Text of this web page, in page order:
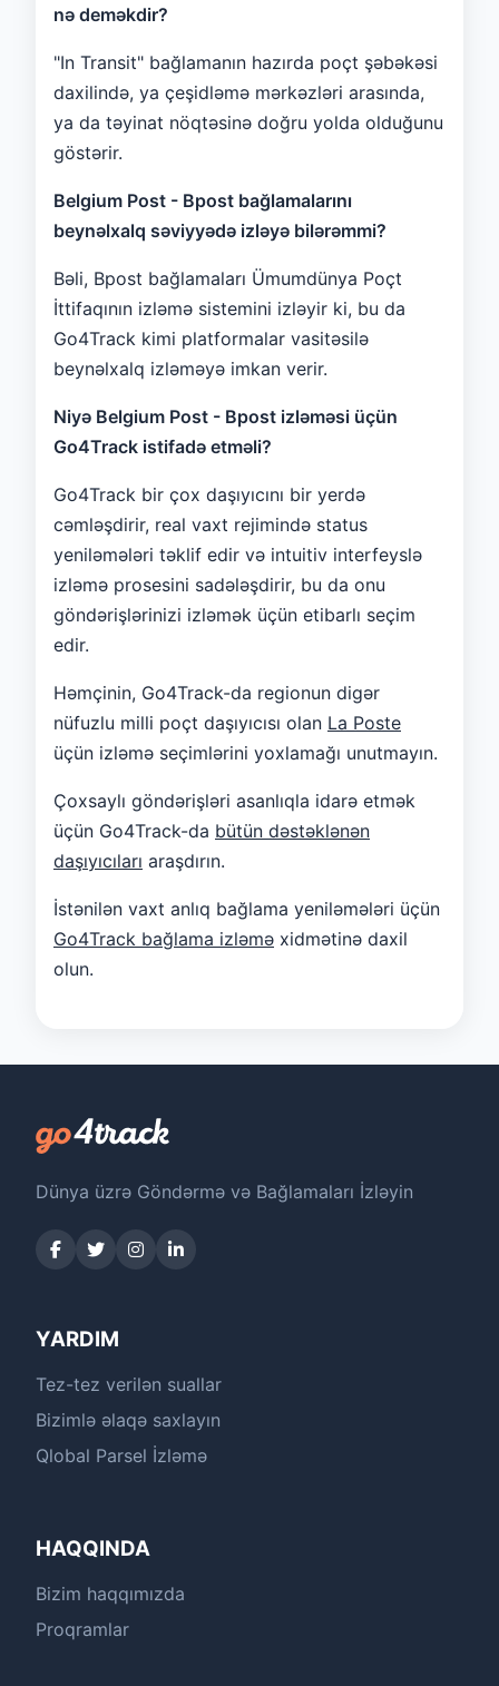
nə deməkdir?
"In Transit" bağlamanın hazırda poçt şəbəkəsi
daxilində, ya çeşidləmə mərkəzləri arasında,
ya da təyinat nöqtəsinə doğru yolda olduğunu
göstərir.
Belgium Post - Bpost bağlamalarını
beynəlxalq səviyyədə izləyə bilərəmmi?
Bəli, Bpost bağlamaları Ümumdünya Poçt
İttifaqının izləmə sistemini izləyir ki, bu da
Go4Track kimi platformalar vasitəsilə
beynəlxalq izləməyə imkan verir.
Niyə Belgium Post - Bpost izləməsi üçün
Go4Track istifadə etməli?
Go4Track bir çox daşıyıcını bir yerdə
cəmləşdirir, real vaxt rejimində status
yeniləmələri təklif edir və intuitiv interfeyslə
izləmə prosesini sadələşdirir, bu da onu
göndərişlərinizi izləmək üçün etibarlı seçim
edir.
Həmçinin, Go4Track-da regionun digər
nüfuzlu milli poçt daşıyıcısı olan La Poste
üçün izləmə seçimlərini yoxlamağı unutmayın.
Çoxsaylı göndərişləri asanlıqla idarə etmək
üçün Go4Track-da bütün dəstəklənən
daşıyıcıları araşdırın.
İstənilən vaxt anlıq bağlama yeniləmələri üçün
Go4Track bağlama izləmə xidmətinə daxil
olun.
Dünya üzrə Göndərmə və Bağlamaları İzləyin
YARDIM
Tez-tez verilən suallar
Bizimlə əlaqə saxlayın
Qlobal Parsel İzləmə
HAQQINDA
Bizim haqqımızda
Proqramlar